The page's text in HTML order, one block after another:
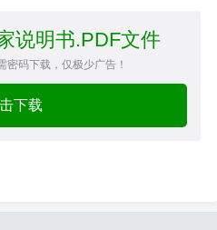
说明书.PDF文件
密码下载，仅极少广告！
下载